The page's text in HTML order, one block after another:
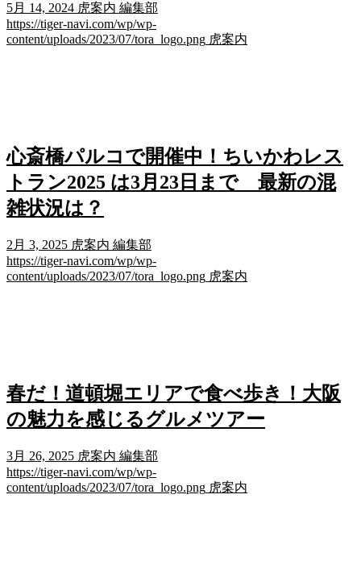
5月 14, 2024 虎案内 編集部
https://tiger-navi.com/wp/wp-
content/uploads/2023/07/tora_logo.png 虎案内
心斎橋パルコで開催中！ちいかわレス
トラン2025 は3月23日まで 最新の混
雑状況は？
2月 3, 2025 虎案内 編集部
https://tiger-navi.com/wp/wp-
content/uploads/2023/07/tora_logo.png 虎案内
春だ！道頓堀エリアで食べ歩き！大阪
の魅力を感じるグルメツアー
3月 26, 2025 虎案内 編集部
https://tiger-navi.com/wp/wp-
content/uploads/2023/07/tora_logo.png 虎案内